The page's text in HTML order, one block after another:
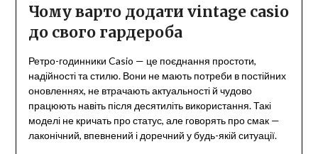
Чому варто додати vintage casio
до свого гардероба
Ретро-годинники Casio — це поєднання простоти,
надійності та стилю. Вони не мають потреби в постійних
оновленнях, не втрачають актуальності й чудово
працюють навіть після десятиліть використання. Такі
моделі не кричать про статус, але говорять про смак —
лаконічний, впевнений і доречний у будь-якій ситуації.